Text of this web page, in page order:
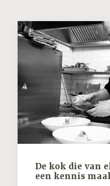
De kok die van
een kennis